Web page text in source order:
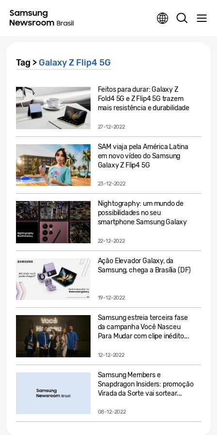
Tag > Galaxy Z Flip4 5G
Feitos para durar: Galaxy Z
Fold4 5G e Z Flip4 5G trazem
mais resistência e durabilidade
27-12-2022
SAM viaja pela América Latina
em novo vídeo do Samsung
Galaxy Z Flip4 5G
23-12-2022
Nightography: um mundo de
possibilidades no seu
smartphone Samsung Galaxy
22-12-2022
Ação Elevador Galaxy, da
Samsung, chega a Brasília (DF)
19-12-2022
Samsung estreia terceira fase
da campanha Você Nasceu
Para Mudar com clipe inédito...
12-12-2022
Samsung Members e
Snapdragon Insiders: promoção
Virada da Sorte vai sortear...
08-12-2022